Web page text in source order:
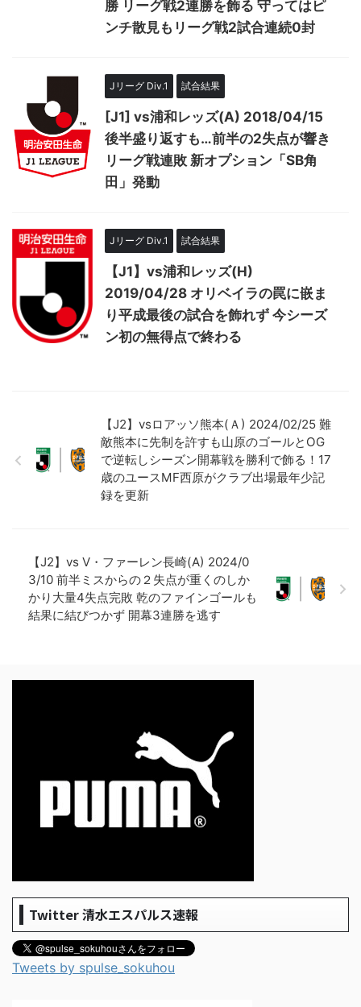
勝 リーグ戦2連勝を飾る 守ってはピ
ンチ散見もリーグ戦2試合連続0封
Jリーグ Div.1 試合結果
[J1] vs浦和レッズ(A) 2018/04/15
後半盛り返すも…前半の2失点が響き
リーグ戦連敗 新オプション「SB角
田」発動
Jリーグ Div.1 試合結果
【J1】vs浦和レッズ(H)
2019/04/28 オリベイラの罠に嵌ま
り平成最後の試合を飾れず 今シーズ
ン初の無得点で終わる
【J2】vsロアッソ熊本(Ａ) 2024/02/25 難
敵熊本に先制を許すも山原のゴールとOG
で逆転しシーズン開幕戦を勝利で飾る！17
歳のユースMF西原がクラブ出場最年少記
録を更新
【J2】vs V・ファーレン長崎(A) 2024/0
3/10 前半ミスからの２失点が重くのしか
かり大量4失点完敗 乾のファインゴールも
結果に結びつかず 開幕3連勝を逃す
Twitter 清水エスパルス速報
Tweets by spulse_sokuhou